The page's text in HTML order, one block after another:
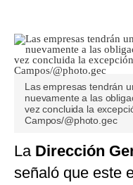
Las empresas tendrán
nuevamente a las
vez concluida la
Campos/@photo.gec
La Dirección
señaló que este